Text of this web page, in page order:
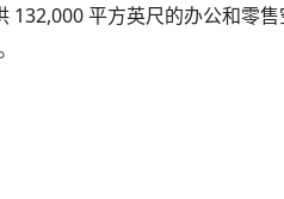
平方英尺的办公和零